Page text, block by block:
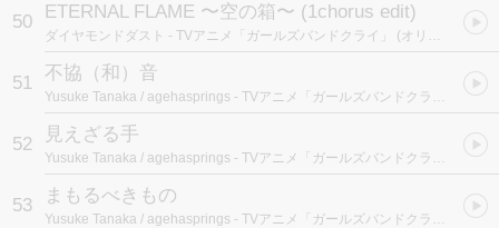
50 ETERNAL FLAME 〜空の箱〜 (1chorus edit)
ダイヤモンドダスト - TVアニメ「ガールズバンドクライ」 (オリジナルサウンドトラック)
51 不協（和）音
Yusuke Tanaka / agehasprings - TVアニメ「ガールズバンドクライ」 (オリジナルサウンドトラック)
52 見えざる手
Yusuke Tanaka / agehasprings - TVアニメ「ガールズバンドクライ」 (オリジナルサウンドトラック)
53 まもるべきもの
Yusuke Tanaka / agehasprings - TVアニメ「ガールズバンドクライ」 (オリジナルサウンドトラック)